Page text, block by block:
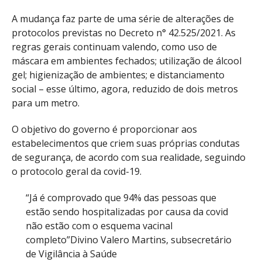
A mudança faz parte de uma série de alterações de
protocolos previstas no Decreto n° 42.525/2021. As
regras gerais continuam valendo, como uso de
máscara em ambientes fechados; utilização de álcool
gel; higienização de ambientes; e distanciamento
social – esse último, agora, reduzido de dois metros
para um metro.
O objetivo do governo é proporcionar aos
estabelecimentos que criem suas próprias condutas
de segurança, de acordo com sua realidade, seguindo
o protocolo geral da covid-19.
“Já é comprovado que 94% das pessoas que
estão sendo hospitalizadas por causa da covid
não estão com o esquema vacinal
completo”Divino Valero Martins, subsecretário
de Vigilância à Saúde